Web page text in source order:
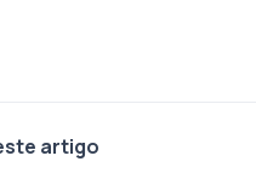
artigo